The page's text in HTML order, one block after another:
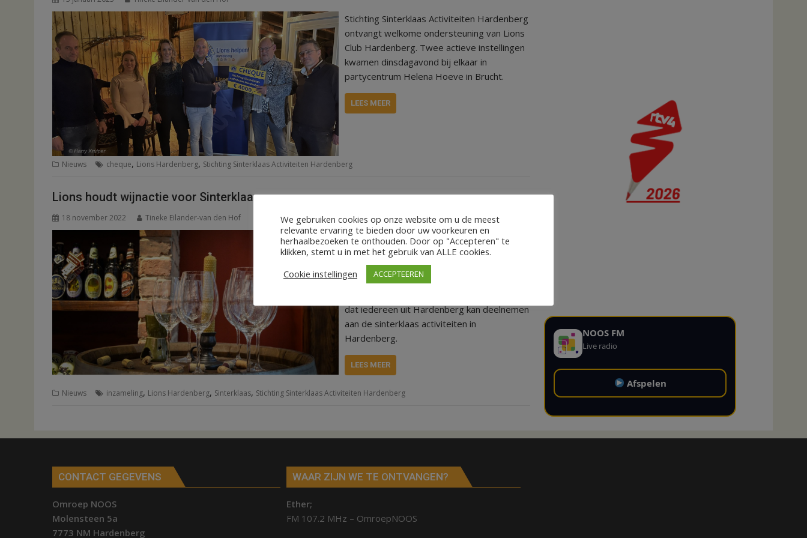
Stichting Sinterklaas Activiteiten Hardenberg
ontvangt welkome ondersteuning van Lions
Club Hardenberg. Twee actieve instellingen
kwamen dinsdagavond bij elkaar in
partycentrum Helena Hoeve in Brucht.
LEES MEER
Nieuws cheque, Lions Hardenberg, Stichting Sinterklaas Activiteiten Hardenberg
Lions houdt wijnactie voor Sinterklaas
18 november 2022 Tineke Eilander-van den Hof
Ieder jaar verkoopt Lions Hardenberg
wijnen om geld in te zamelen voor het
goede doel. Het goede doel van dit jaar, is
Stichting Sinterklaas Activiteiten
dat iedereen uit Hardenberg kan deelnemen
aan de sinterklaas activiteiten in
Hardenberg.
LEES MEER
Nieuws inzameling, Lions Hardenberg, Sinterklaas, Stichting Sinterklaas Activiteiten Hardenberg
NOOS FM
Live radio
Afspelen
CONTACT GEGEVENS
Omroep NOOS
Molensteen 5a
7773 NM Hardenberg
WAAR ZIJN WE TE ONTVANGEN?
Ether;
FM 107.2 MHz – OmroepNOOS
We gebruiken cookies op onze website om u de meest
relevante ervaring te bieden door uw voorkeuren en
herhaalbezoeken te onthouden. Door op "Accepteren" te
klikken, stemt u in met het gebruik van ALLE cookies.
Cookie instellingen
ACCEPTEEREN